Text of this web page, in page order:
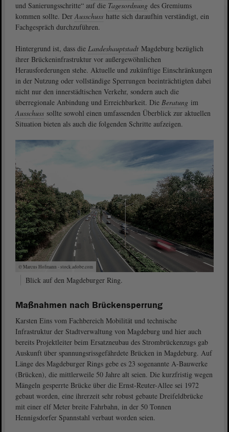
und Sanierungsschritte“ auf die Tagesordnung des Gremiums
kommen sollte. DerAusschuss hatte sich daraufhin verständigt, ein
Fachgespräch durchzuführen.
Hintergrund ist, dass die Landeshauptstadt Magdeburg bezüglich
ihrer Brückeninfrastruktur vor außergewöhnlichen
Herausforderungen stehe. Aktuelle und zukünftige Einschränkungen
in der Nutzung oder vollständige Sperrungen beeinträchtigten dabei
nicht nur den innerstädtischen Verkehr, sondern auch die
überregionale Anbindung und Erreichbarkeit. Die Beratung im
Ausschuss sollte sowohl einen umfassenden Überblick zur aktuellen
Situation bieten als auch die folgenden Schritte aufzeigen.
© Marcus Hofmann - stock.adobe.com
Blick auf den Magdeburger Ring.
Maßnahmen nach Brückensperrung
Karsten Eins vom Fachbereich Mobilität und technische
Infrastruktur der Stadtverwaltung von Magdeburg und hier auch
bereits Projektleiter beim Ersatzneubau des Strombrückenzugs gab
Auskunft über spannungsrissgefährdete Brücken in Magdeburg. Auf
Länge des Magdeburger Rings gebe es 23 sogenannte A-Bauwerke
(Brücken), die mittlerweile 50 Jahre alt seien. Die kurzfristig wegen
Mängeln gesperrte Brücke über die Ernst-Reuter-Allee sei 1972
gebaut worden, eine ihrerzeit sehr robust gebaute Dreifeldbrücke
mit einer elf Meter breite Fahrbahn, in der 50 Tonnen
Hennigsdorfer Spannstahl verbaut worden seien.